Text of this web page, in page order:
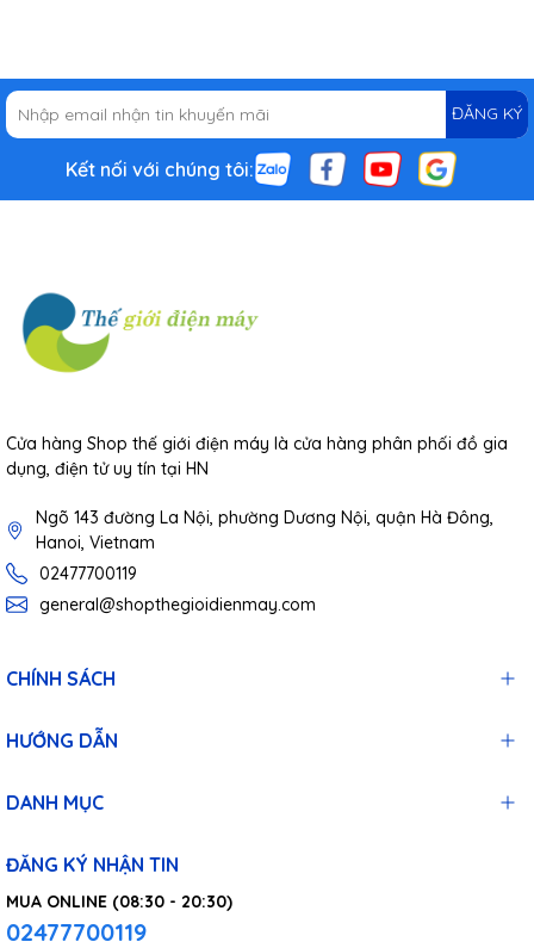
ĐĂNG KÝ
Kết nối với chúng tôi:
Cửa hàng Shop thế giới điện máy là cửa hàng phân phối đồ gia
dụng, điện tử uy tín tại HN
Ngõ 143 đường La Nội, phường Dương Nội, quận Hà Đông,
Hanoi, Vietnam
02477700119
general@shopthegioidienmay.com
CHÍNH SÁCH
HƯỚNG DẪN
DANH MỤC
ĐĂNG KÝ NHẬN TIN
MUA ONLINE (08:30 - 20:30)
02477700119